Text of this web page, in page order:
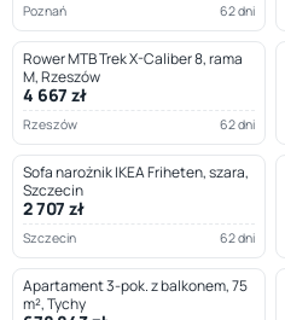
Poznań 62 dni
Rower MTB Trek X-Caliber 8, rama
M, Rzeszów
4 667 zł
Rzeszów 62 dni
Sofa narożnik IKEA Friheten, szara,
Szczecin
2 707 zł
Szczecin 62 dni
Apartament 3-pok. z balkonem, 75
m², Tychy